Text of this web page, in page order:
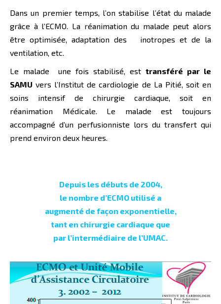
Dans un premier temps, l’on stabilise l’état du malade
grâce à l’ECMO. La réanimation du malade peut alors
être optimisée, adaptation des inotropes et de la
ventilation, etc.
Le malade une fois stabilisé, est transféré par le
SAMU vers l’Institut de cardiologie de La Pitié, soit en
soins intensif de chirurgie cardiaque, soit en
réanimation Médicale. Le malade est toujours
accompagné d’un perfusionniste lors du transfert qui
prend environ deux heures.
Depuis les débuts de 2004,
le nombre d’ECMO utilisé a
augmenté de façon exponentielle,
tant en chirurgie cardiaque que
par l’intermédiaire de l’UMAC.